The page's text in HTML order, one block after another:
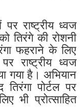
पर राष्ट्रीय ध्वज
तिरंगे की रोशनी
फहराने के लिए
राष्ट्रीय ध्वज
गया है। अभियान
पोर्टल पर
भी प्रोत्साहित